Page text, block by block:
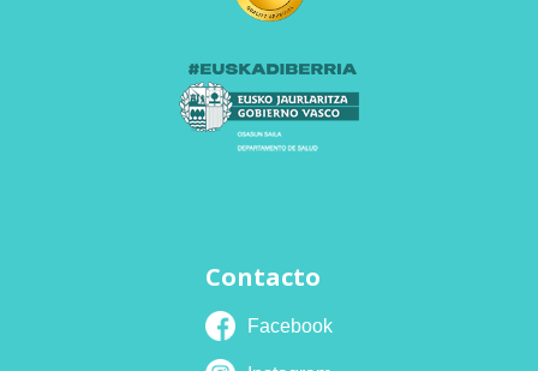
Contacto
Facebook